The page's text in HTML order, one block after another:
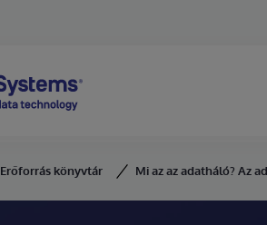
Erőforrás könyvtár Mi az az adatháló? Az